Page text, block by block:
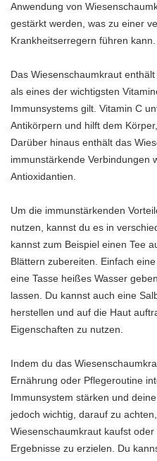
Anwendung von
gestärkt werden, was zu einer
Krankheitserregern führen kann.
Das Wiesenschaumkraut
als eines der wichtigsten
Immunsystems gilt. Vitamin C
Antikörpern und hilft dem
Darüber hinaus enthält das
immunstärkende Verbindungen
Antioxidantien.
Um die immunstärkenden
nutzen, kannst du es in
kannst zum Beispiel einen Tee
Blättern zubereiten. Einfach
eine Tasse heißes Wasser
lassen. Du kannst auch eine
herstellen und auf die Haut
Eigenschaften zu nutzen.
Indem du das
Ernährung oder Pflegeroutine
Immunsystem stärken und
jedoch wichtig, darauf zu
Wiesenschaumkraut kaufst
Ergebnisse zu erzielen. Du